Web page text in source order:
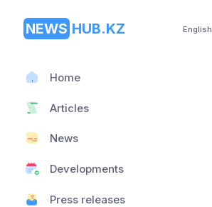
NEWS HUB.KZ English
Home
Articles
News
Developments
Press releases